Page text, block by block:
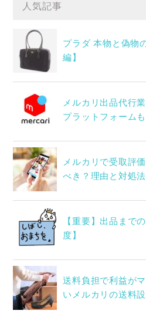
人気記事
プラダ 本物と偽物
編】
メルカリ出品代行
プラットフォーム
メルカリで受取評
べき？理由と対処法
【重要】出品まで
度】
送料負担で利益が
いメルカリの送料